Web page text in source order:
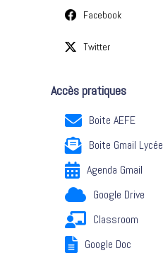
Facebook
Twitter
Accès pratiques
Boite AEFE
Boite Gmail Lycée
Agenda Gmail
Google Drive
Classroom
Google Doc